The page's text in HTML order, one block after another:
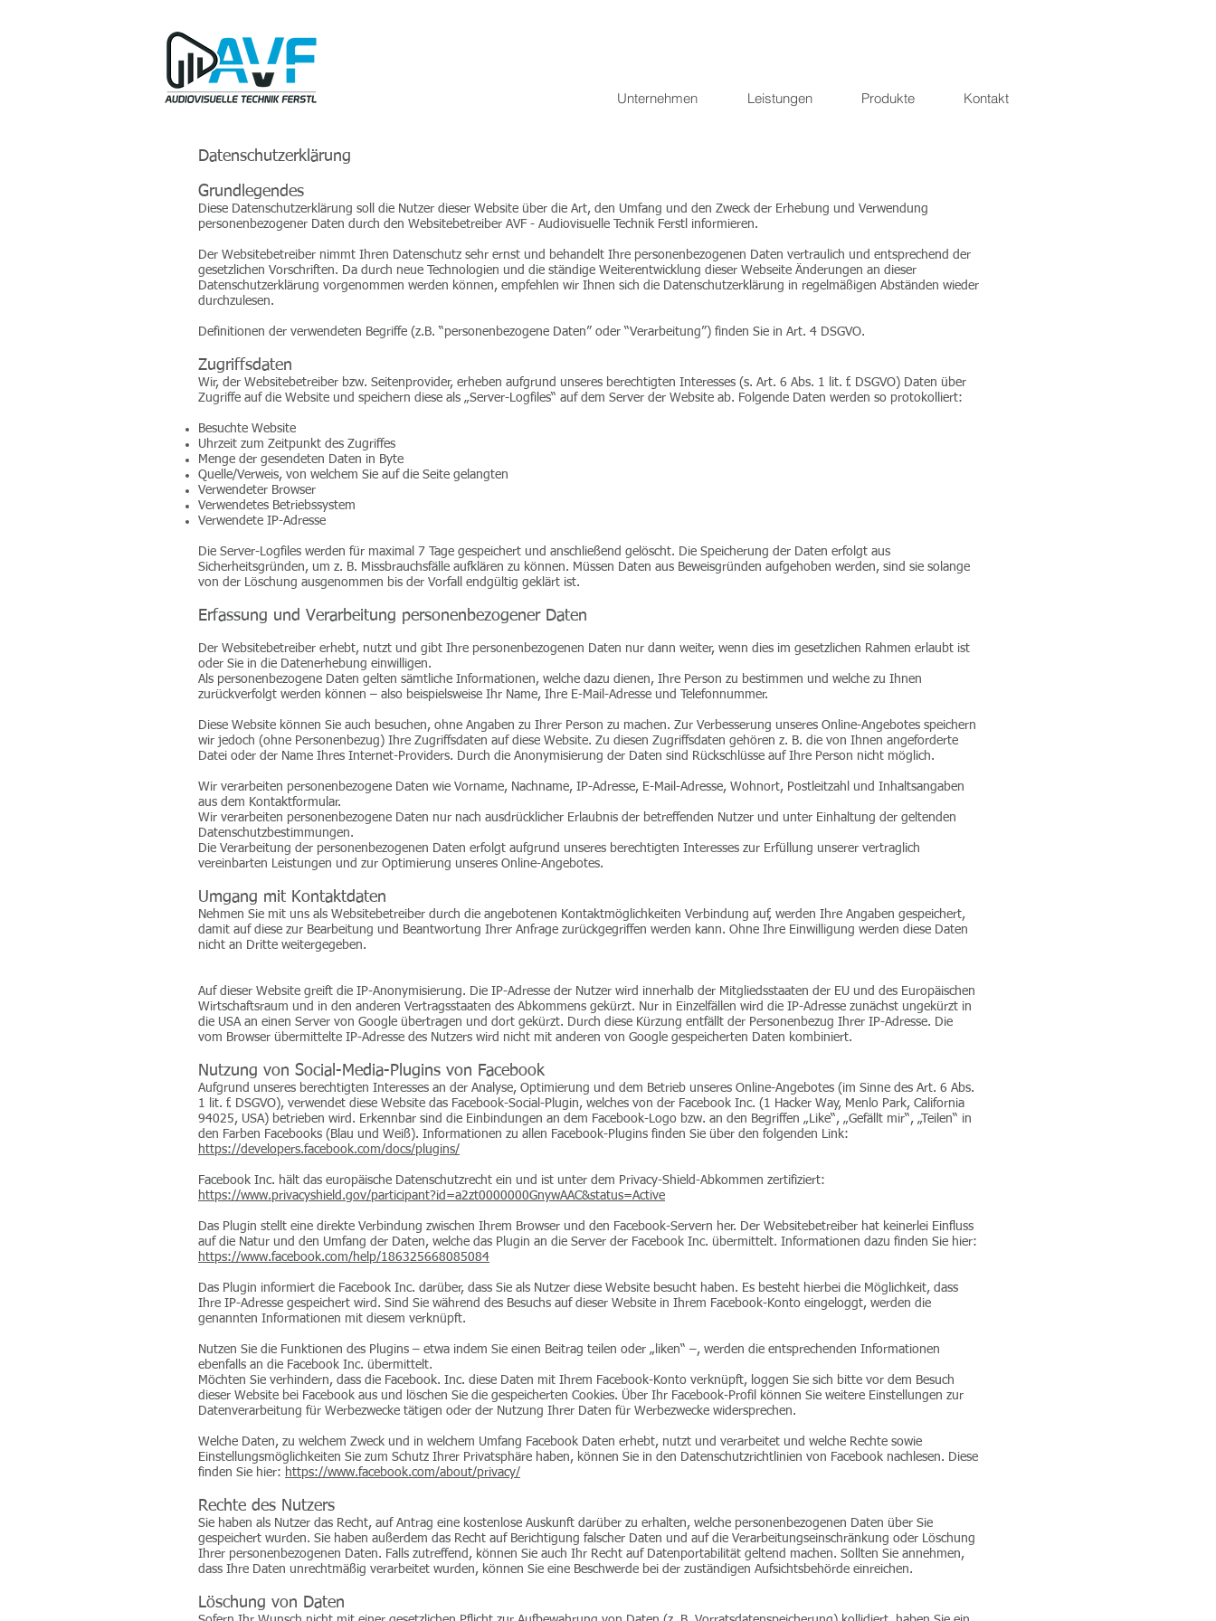
Unternehmen Leistungen Produkte Kontakt
Datenschutzerklärung
Grundlegendes
Diese Datenschutzerklärung soll die Nutzer dieser Website über die Art, den Umfang und den Zweck der Erhebung und Verwendung
personenbezogener Daten durch den Websitebetreiber AVF - Audiovisuelle Technik Ferstl informieren.
Der Websitebetreiber nimmt Ihren Datenschutz sehr ernst und behandelt Ihre personenbezogenen Daten vertraulich und entsprechend der
gesetzlichen Vorschriften. Da durch neue Technologien und die ständige Weiterentwicklung dieser Webseite Änderungen an dieser
Datenschutzerklärung vorgenommen werden können, empfehlen wir Ihnen sich die Datenschutzerklärung in regelmäßigen Abständen wieder
durchzulesen.
Definitionen der verwendeten Begriffe (z.B. “personenbezogene Daten” oder “Verarbeitung”) finden Sie in Art. 4 DSGVO.
Zugriffsdaten
Wir, der Websitebetreiber bzw. Seitenprovider, erheben aufgrund unseres berechtigten Interesses (s. Art. 6 Abs. 1 lit. f. DSGVO) Daten über
Zugriffe auf die Website und speichern diese als „Server-Logfiles“ auf dem Server der Website ab. Folgende Daten werden so protokolliert:
Besuchte Website
Uhrzeit zum Zeitpunkt des Zugriffes
Menge der gesendeten Daten in Byte
Quelle/Verweis, von welchem Sie auf die Seite gelangten
Verwendeter Browser
Verwendetes Betriebssystem
Verwendete IP-Adresse
Die Server-Logfiles werden für maximal 7 Tage gespeichert und anschließend gelöscht. Die Speicherung der Daten erfolgt aus
Sicherheitsgründen, um z. B. Missbrauchsfälle aufklären zu können. Müssen Daten aus Beweisgründen aufgehoben werden, sind sie solange
von der Löschung ausgenommen bis der Vorfall endgültig geklärt ist.
Erfassung und Verarbeitung personenbezogener Daten
Der Websitebetreiber erhebt, nutzt und gibt Ihre personenbezogenen Daten nur dann weiter, wenn dies im gesetzlichen Rahmen erlaubt ist
oder Sie in die Datenerhebung einwilligen.
Als personenbezogene Daten gelten sämtliche Informationen, welche dazu dienen, Ihre Person zu bestimmen und welche zu Ihnen
zurückverfolgt werden können – also beispielsweise Ihr Name, Ihre E-Mail-Adresse und Telefonnummer.
Diese Website können Sie auch besuchen, ohne Angaben zu Ihrer Person zu machen. Zur Verbesserung unseres Online-Angebotes speichern
wir jedoch (ohne Personenbezug) Ihre Zugriffsdaten auf diese Website. Zu diesen Zugriffsdaten gehören z. B. die von Ihnen angeforderte
Datei oder der Name Ihres Internet-Providers. Durch die Anonymisierung der Daten sind Rückschlüsse auf Ihre Person nicht möglich.
Wir verarbeiten personenbezogene Daten wie Vorname, Nachname, IP-Adresse, E-Mail-Adresse, Wohnort, Postleitzahl und Inhaltsangaben
aus dem Kontaktformular.
Wir verarbeiten personenbezogene Daten nur nach ausdrücklicher Erlaubnis der betreffenden Nutzer und unter Einhaltung der geltenden
Datenschutzbestimmungen.
Die Verarbeitung der personenbezogenen Daten erfolgt aufgrund unseres berechtigten Interesses zur Erfüllung unserer vertraglich
vereinbarten Leistungen und zur Optimierung unseres Online-Angebotes.
Umgang mit Kontaktdaten
Nehmen Sie mit uns als Websitebetreiber durch die angebotenen Kontaktmöglichkeiten Verbindung auf, werden Ihre Angaben gespeichert,
damit auf diese zur Bearbeitung und Beantwortung Ihrer Anfrage zurückgegriffen werden kann. Ohne Ihre Einwilligung werden diese Daten
nicht an Dritte weitergegeben.
Auf dieser Website greift die IP-Anonymisierung. Die IP-Adresse der Nutzer wird innerhalb der Mitgliedsstaaten der EU und des Europäischen
Wirtschaftsraum und in den anderen Vertragsstaaten des Abkommens gekürzt. Nur in Einzelfällen wird die IP-Adresse zunächst ungekürzt in
die USA an einen Server von Google übertragen und dort gekürzt. Durch diese Kürzung entfällt der Personenbezug Ihrer IP-Adresse. Die
vom Browser übermittelte IP-Adresse des Nutzers wird nicht mit anderen von Google gespeicherten Daten kombiniert.
Nutzung von Social-Media-Plugins von Facebook
Aufgrund unseres berechtigten Interesses an der Analyse, Optimierung und dem Betrieb unseres Online-Angebotes (im Sinne des Art. 6 Abs.
1 lit. f. DSGVO), verwendet diese Website das Facebook-Social-Plugin, welches von der Facebook Inc. (1 Hacker Way, Menlo Park, California
94025, USA) betrieben wird. Erkennbar sind die Einbindungen an dem Facebook-Logo bzw. an den Begriffen „Like“, „Gefällt mir“, „Teilen“ in
den Farben Facebooks (Blau und Weiß). Informationen zu allen Facebook-Plugins finden Sie über den folgenden Link:
https://developers.facebook.com/docs/plugins/
Facebook Inc. hält das europäische Datenschutzrecht ein und ist unter dem Privacy-Shield-Abkommen zertifiziert:
https://www.privacyshield.gov/participant?id=a2zt0000000GnywAAC&status=Active
Das Plugin stellt eine direkte Verbindung zwischen Ihrem Browser und den Facebook-Servern her. Der Websitebetreiber hat keinerlei Einfluss
auf die Natur und den Umfang der Daten, welche das Plugin an die Server der Facebook Inc. übermittelt. Informationen dazu finden Sie hier:
https://www.facebook.com/help/186325668085084
Das Plugin informiert die Facebook Inc. darüber, dass Sie als Nutzer diese Website besucht haben. Es besteht hierbei die Möglichkeit, dass
Ihre IP-Adresse gespeichert wird. Sind Sie während des Besuchs auf dieser Website in Ihrem Facebook-Konto eingeloggt, werden die
genannten Informationen mit diesem verknüpft.
Nutzen Sie die Funktionen des Plugins – etwa indem Sie einen Beitrag teilen oder „liken“ –, werden die entsprechenden Informationen
ebenfalls an die Facebook Inc. übermittelt.
Möchten Sie verhindern, dass die Facebook. Inc. diese Daten mit Ihrem Facebook-Konto verknüpft, loggen Sie sich bitte vor dem Besuch
dieser Website bei Facebook aus und löschen Sie die gespeicherten Cookies. Über Ihr Facebook-Profil können Sie weitere Einstellungen zur
Datenverarbeitung für Werbezwecke tätigen oder der Nutzung Ihrer Daten für Werbezwecke widersprechen.
Welche Daten, zu welchem Zweck und in welchem Umfang Facebook Daten erhebt, nutzt und verarbeitet und welche Rechte sowie
Einstellungsmöglichkeiten Sie zum Schutz Ihrer Privatsphäre haben, können Sie in den Datenschutzrichtlinien von Facebook nachlesen. Diese
finden Sie hier: https://www.facebook.com/about/privacy/
Rechte des Nutzers
Sie haben als Nutzer das Recht, auf Antrag eine kostenlose Auskunft darüber zu erhalten, welche personenbezogenen Daten über Sie
gespeichert wurden. Sie haben außerdem das Recht auf Berichtigung falscher Daten und auf die Verarbeitungseinschränkung oder Löschung
Ihrer personenbezogenen Daten. Falls zutreffend, können Sie auch Ihr Recht auf Datenportabilität geltend machen. Sollten Sie annehmen,
dass Ihre Daten unrechtmäßig verarbeitet wurden, können Sie eine Beschwerde bei der zuständigen Aufsichtsbehörde einreichen.
Löschung von Daten